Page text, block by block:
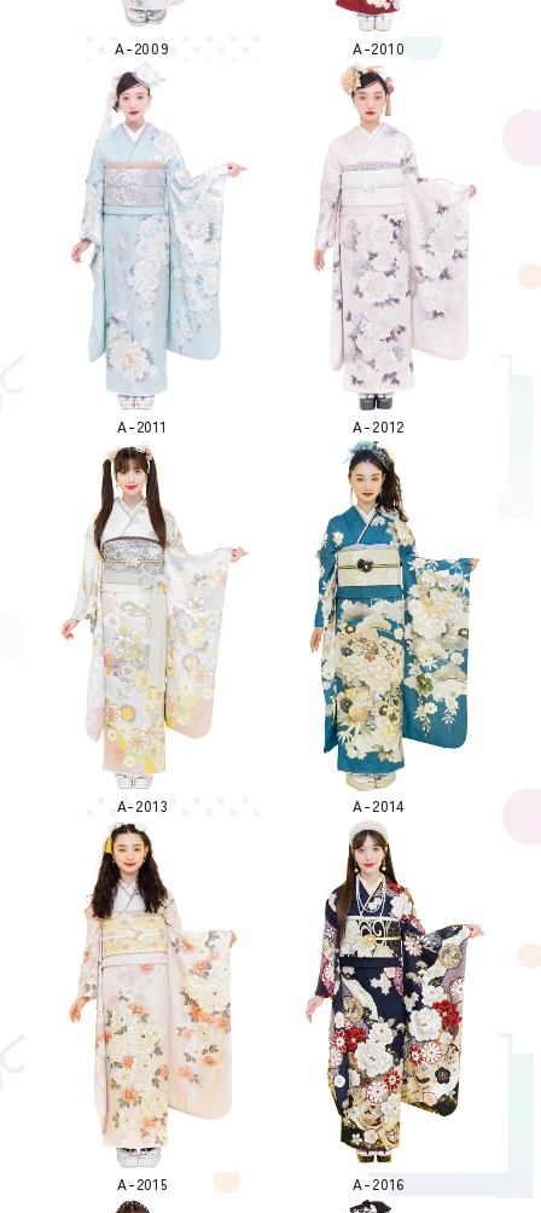
A-2009 A-2010
A-2011 A-2012
A-2013 A-2014
A-2015 A-2016